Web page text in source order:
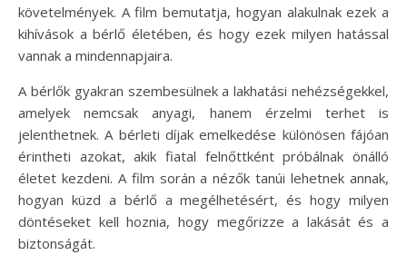
követelmények. A film bemutatja, hogyan alakulnak ezek a
kihívások a bérlő életében, és hogy ezek milyen hatással
vannak a mindennapjaira.
A bérlők gyakran szembesülnek a lakhatási nehézségekkel,
amelyek nemcsak anyagi, hanem érzelmi terhet is
jelenthetnek. A bérleti díjak emelkedése különösen fájóan
érintheti azokat, akik fiatal felnőttként próbálnak önálló
életet kezdeni. A film során a nézők tanúi lehetnek annak,
hogyan küzd a bérlő a megélhetésért, és hogy milyen
döntéseket kell hoznia, hogy megőrizze a lakását és a
biztonságát.